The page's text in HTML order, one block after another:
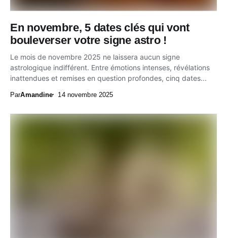
En novembre, 5 dates clés qui vont
bouleverser votre signe astro !
Le mois de novembre 2025 ne laissera aucun signe
astrologique indifférent. Entre émotions intenses, révélations
inattendues et remises en question profondes, cinq dates...
ParAmandine 14 novembre 2025